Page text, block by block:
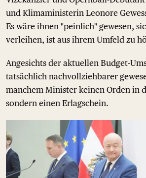
und Klimaministerin Leonore
Es wäre ihnen "peinlich" gewesen,
verleihen, ist aus ihrem Umfeld zu
Angesichts der aktuellen Budget-
tatsächlich nachvollziehbarer
manchem Minister keinen Orden in
sondern einen Erlagschein.